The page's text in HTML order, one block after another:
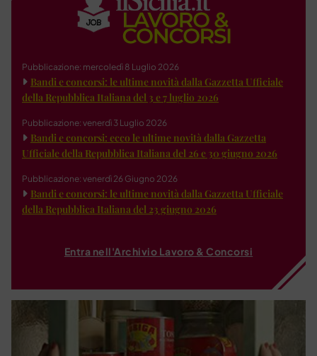
Pubblicazione: mercoledì 8 Luglio 2026
Bandi e concorsi: le ultime novità dalla Gazzetta Ufficiale
della Repubblica Italiana del 3 e 7 luglio 2026
Pubblicazione: venerdì 3 Luglio 2026
Bandi e concorsi: ecco le ultime novità dalla Gazzetta
Ufficiale della Repubblica Italiana del 26 e 30 giugno 2026
Pubblicazione: venerdì 26 Giugno 2026
Bandi e concorsi: le ultime novità dalla Gazzetta Ufficiale
della Repubblica Italiana del 23 giugno 2026
Entra nell'Archivio Lavoro & Concorsi